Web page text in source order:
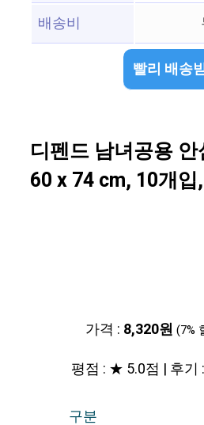
배송비
빨리 배송
디펜드 남녀공용
60 x 74 cm, 10개입
가격 : 8,320원 (7%
평점 : ★ 5.0점 | 후기 :
구분